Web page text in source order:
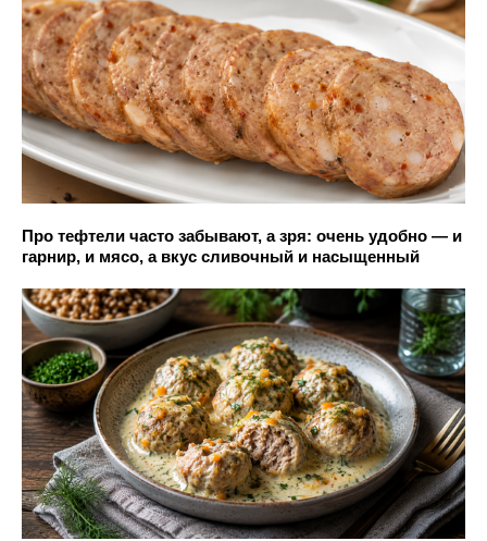
Про тефтели часто забывают, а зря: очень удобно — и
гарнир, и мясо, а вкус сливочный и насыщенный